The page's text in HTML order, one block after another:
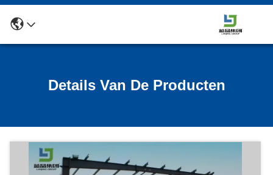
Details Van De Producten